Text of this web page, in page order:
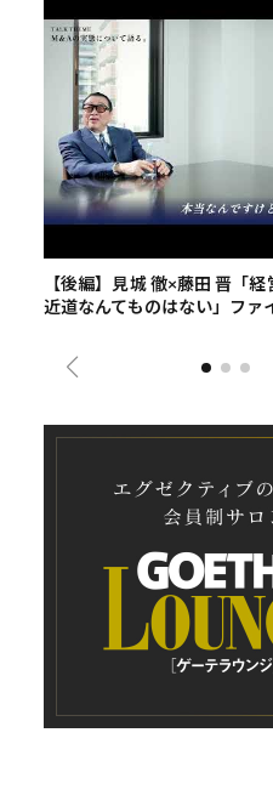
【後編】見城 徹×藤田 晋「経
近道なんてものはない」ファ